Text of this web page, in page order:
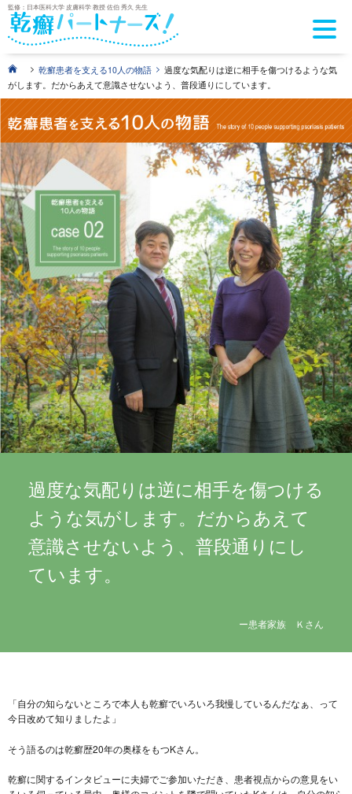
監修：日本医科大学 皮膚科学 教授 佐伯 秀久 先生
> 乾癬患者を支える10人の物語 > 過度な気配りは逆に相手を傷つけるような気
がします。だからあえて意識させないよう、普段通りにしています。
過度な気配りは逆に相手を傷つける
ような気がします。だからあえて
意識させないよう、普段通りにし
ています。
ー患者家族 Ｋさん
「自分の知らないところで本人も乾癬でいろいろ我慢しているんだなぁ、って
今日改めて知りましたよ」
そう語るのは乾癬歴20年の奥様をもつKさん。
乾癬に関するインタビューに夫婦でご参加いただき、患者視点からの意見をい